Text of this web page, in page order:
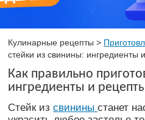
Кулинарные рецепты >
стейки из свинины: ингредиенты
Как правильно
ингредиенты и
Стейк из свинины станет